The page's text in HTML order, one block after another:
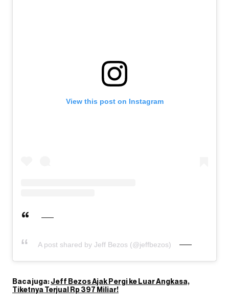
View this post on Instagram
A post shared by Jeff Bezos (@jeffbezos)
Baca juga:Jeff Bezos Ajak Pergi ke Luar Angkasa,
Tiketnya Terjual Rp 397 Miliar!